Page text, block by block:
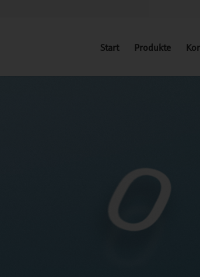
Start Produkte